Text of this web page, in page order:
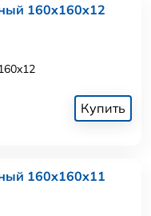
160x160x12
Купить
160x160x11